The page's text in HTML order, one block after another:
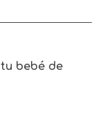
bebé de